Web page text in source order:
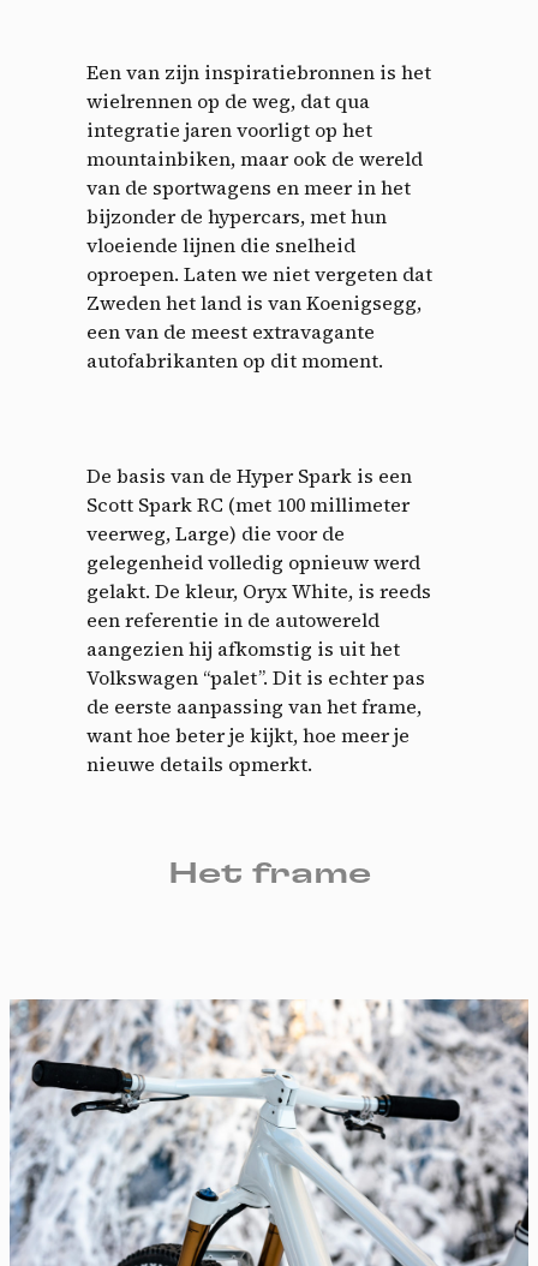
Een van zijn inspiratiebronnen is het
wielrennen op de weg, dat qua
integratie jaren voorligt op het
mountainbiken, maar ook de wereld
van de sportwagens en meer in het
bijzonder de hypercars, met hun
vloeiende lijnen die snelheid
oproepen. Laten we niet vergeten dat
Zweden het land is van Koenigsegg,
een van de meest extravagante
autofabrikanten op dit moment.
De basis van de Hyper Spark is een
Scott Spark RC (met 100 millimeter
veerweg, Large) die voor de
gelegenheid volledig opnieuw werd
gelakt. De kleur, Oryx White, is reeds
een referentie in de autowereld
aangezien hij afkomstig is uit het
Volkswagen “palet”. Dit is echter pas
de eerste aanpassing van het frame,
want hoe beter je kijkt, hoe meer je
nieuwe details opmerkt.
Het frame